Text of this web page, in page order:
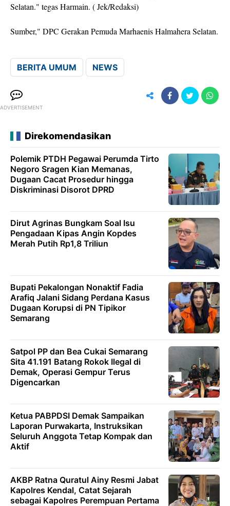
Selatan." tegas Harmain. ( Jek/Redaksi)
Sumber," DPC Gerakan Pemuda Marhaenis Halmahera Selatan.
BERITA UMUM NEWS
ADVERTISEMENT
Direkomendasikan
Polemik PTDH Pegawai Perumda Tirto
Negoro Sragen Kian Memanas,
Dugaan Cacat Prosedur hingga
Diskriminasi Disorot DPRD
Dirut Agrinas Bungkam Soal Isu
Pengadaan Kipas Angin Kopdes
Merah Putih Rp1,8 Triliun
Bupati Pekalongan Nonaktif Fadia
Arafiq Jalani Sidang Perdana Kasus
Dugaan Korupsi di PN Tipikor
Semarang
Satpol PP dan Bea Cukai Semarang
Sita 41.191 Batang Rokok Ilegal di
Demak, Operasi Gempur Terus
Digencarkan
Ketua PABPDSI Demak Sampaikan
Laporan Purwakarta, Instruksikan
Seluruh Anggota Tetap Kompak dan
Aktif
AKBP Ratna Quratul Ainy Resmi Jabat
Kapolres Kendal, Catat Sejarah
sebagai Kapolres Perempuan Pertama